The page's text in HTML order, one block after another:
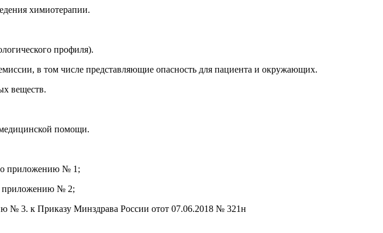
химиотерапии.
профиля).
в том числе представляющие опасность для пациента и окружающих.
веществ.
помощи.
приложению № 1;
приложению № 2;
№ 3. к Приказу Минздрава России отот 07.06.2018 № 321н